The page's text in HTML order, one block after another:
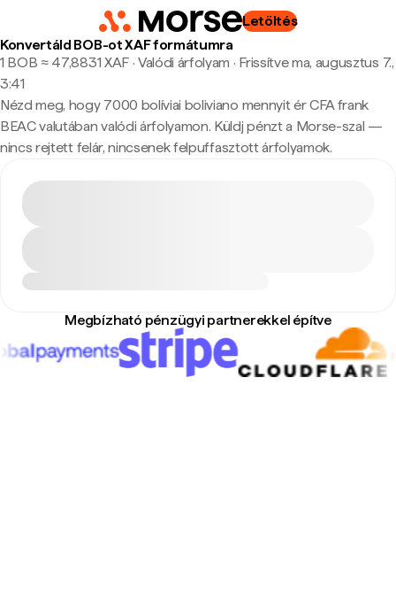
Letöltés
Konvertáld BOB-ot XAF formátumra
1 BOB ≈ 47,8831 XAF · Valódi árfolyam · Frissítve ma, augusztus 7.,
3:41
Nézd meg, hogy 7000 bolíviai boliviano mennyit ér CFA frank
BEAC valutában valódi árfolyamon. Küldj pénzt a Morse-szal —
nincs rejtett felár, nincsenek felpuffasztott árfolyamok.
Megbízható pénzügyi partnerekkel építve